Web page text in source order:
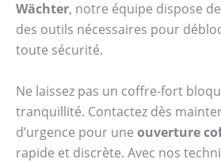
Wächter, notre équipe dispose
des outils nécessaires pour
toute sécurité.
Ne laissez pas un coffre-fort
tranquillité. Contactez dès
d’urgence pour une ouverture
rapide et discrète. Avec nos